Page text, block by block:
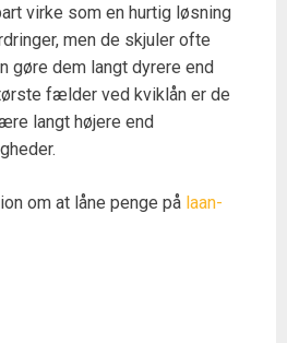
virke som en hurtig løsning
men de skjuler ofte
gøre dem langt dyrere end
fælder ved kviklån er de
langt højere end
om at låne penge på laan-